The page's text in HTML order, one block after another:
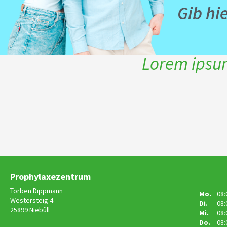
Gib
Lorem
Prophylaxezentrum
Torben Dippmann
Westersteig 4
25899 Niebüll
Mo.
Di.
Mi.
Do.